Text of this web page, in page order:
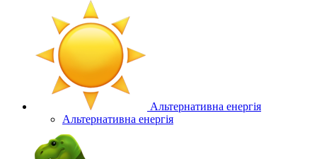
Альтернативна енергія
Альтернативна енергія